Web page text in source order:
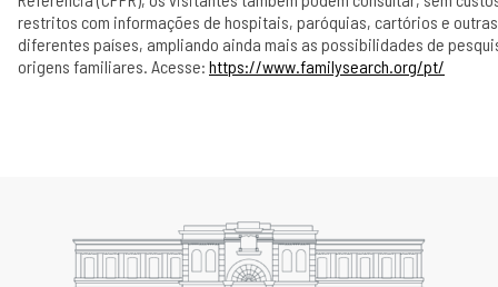
restritos com informações de hospitais, paróquias, cartórios e
diferentes países, ampliando ainda mais as possibilidades de
origens familiares. Acesse: https://www.familysearch.org/pt/